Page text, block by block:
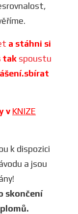
a stáhni si
tak spoustu
v KNIZE
k dispozici
a jsou
skončení